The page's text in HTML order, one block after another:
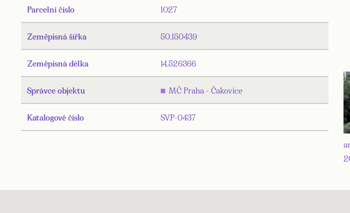
Parcelní číslo 1027
Zeměpisná šířka 50.150439
Zeměpisná délka 14.526366
Správce objektu MČ Praha - Čakovice
Katalogové číslo SVP-0437